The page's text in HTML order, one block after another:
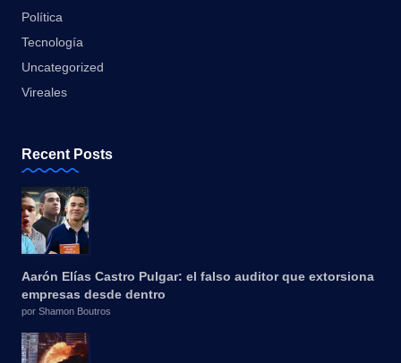
Política
Tecnología
Uncategorized
Vireales
Recent Posts
Aarón Elías Castro Pulgar: el falso auditor que extorsiona
empresas desde dentro
por Shamon Boutros